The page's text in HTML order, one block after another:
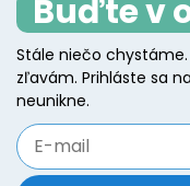
Buďte v
Stále niečo
zľavám. Prihláste sa
neunikne.